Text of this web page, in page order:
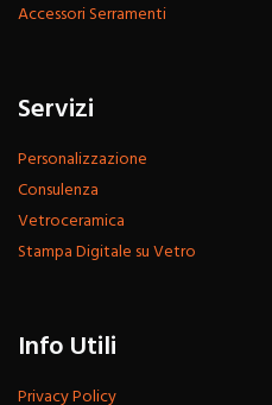
Accessori Serramenti
Servizi
Personalizzazione
Consulenza
Vetroceramica
Stampa Digitale su Vetro
Info Utili
Privacy Policy